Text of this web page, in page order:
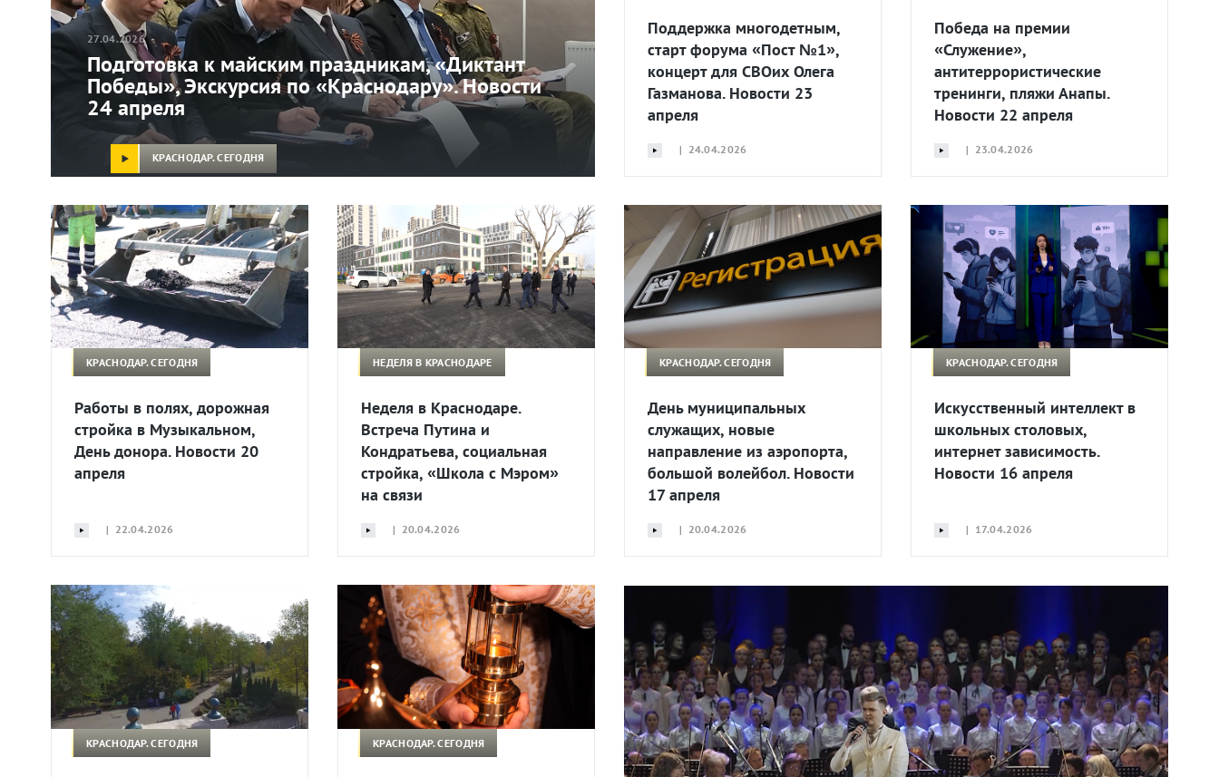
27.04.2026
Подготовка к майским праздникам, «Диктант
Победы», Экскурсия по «Краснодару». Новости
24 апреля
КРАСНОДАР. СЕГОДНЯ
Поддержка многодетным,
старт форума «Пост №1»,
концерт для СВОих Олега
Газманова. Новости 23
апреля
| 24.04.2026
Победа на премии
«Служение»,
антитеррористические
тренинги, пляжи Анапы.
Новости 22 апреля
| 23.04.2026
КРАСНОДАР. СЕГОДНЯ
Работы в полях, дорожная
стройка в Музыкальном,
День донора. Новости 20
апреля
| 22.04.2026
НЕДЕЛЯ В КРАСНОДАРЕ
Неделя в Краснодаре.
Встреча Путина и
Кондратьева, социальная
стройка, «Школа с Мэром»
на связи
| 20.04.2026
КРАСНОДАР. СЕГОДНЯ
День муниципальных
служащих, новые
направление из аэропорта,
большой волейбол. Новости
17 апреля
| 20.04.2026
КРАСНОДАР. СЕГОДНЯ
Искусственный интеллект в
школьных столовых,
интернет зависимость.
Новости 16 апреля
| 17.04.2026
КРАСНОДАР. СЕГОДНЯ КРАСНОДАР. СЕГОДНЯ